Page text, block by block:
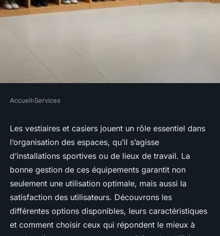
Les vestiaires et casiers :
organisation et qualité
garanties
Victor•8 juin 2025•5 min de lecture
Accueil›Services
Les vestiaires et casiers jouent un rôle essentiel dans
l’organisation des espaces, qu’il s’agisse
d’installations sportives ou de lieux de travail. La
bonne gestion de ces équipements garantit non
seulement une utilisation optimale, mais aussi la
satisfaction des utilisateurs. Découvrons les
différentes options disponibles, leurs caractéristiques
et comment choisir ceux qui répondent le mieux à